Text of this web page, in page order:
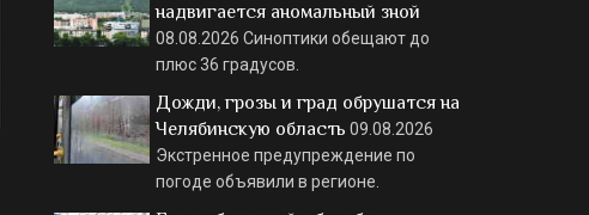
надвигается аномальный зной
08.08.2026 Синоптики обещают до
плюс 36 градусов.
Дожди, грозы и град обрушатся на
Челябинскую область 09.08.2026
Экстренное предупреждение по
погоде объявили в регионе.